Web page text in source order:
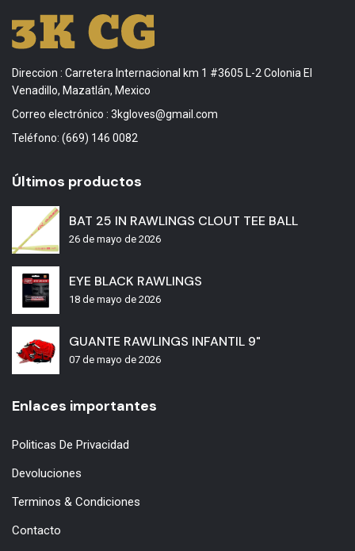
Direccion : Carretera Internacional km 1 #3605 L-2 Colonia El
Venadillo, Mazatlán, Mexico
Correo electrónico : 3kgloves@gmail.com
Teléfono: (669) 146 0082
Últimos productos
BAT 25 IN RAWLINGS CLOUT TEE BALL
26 de mayo de 2026
EYE BLACK RAWLINGS
18 de mayo de 2026
GUANTE RAWLINGS INFANTIL 9"
07 de mayo de 2026
Enlaces importantes
Politicas De Privacidad
Devoluciones
Terminos & Condiciones
Contacto